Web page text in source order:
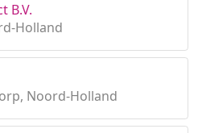
B.V.
Holland
Noord-Holland